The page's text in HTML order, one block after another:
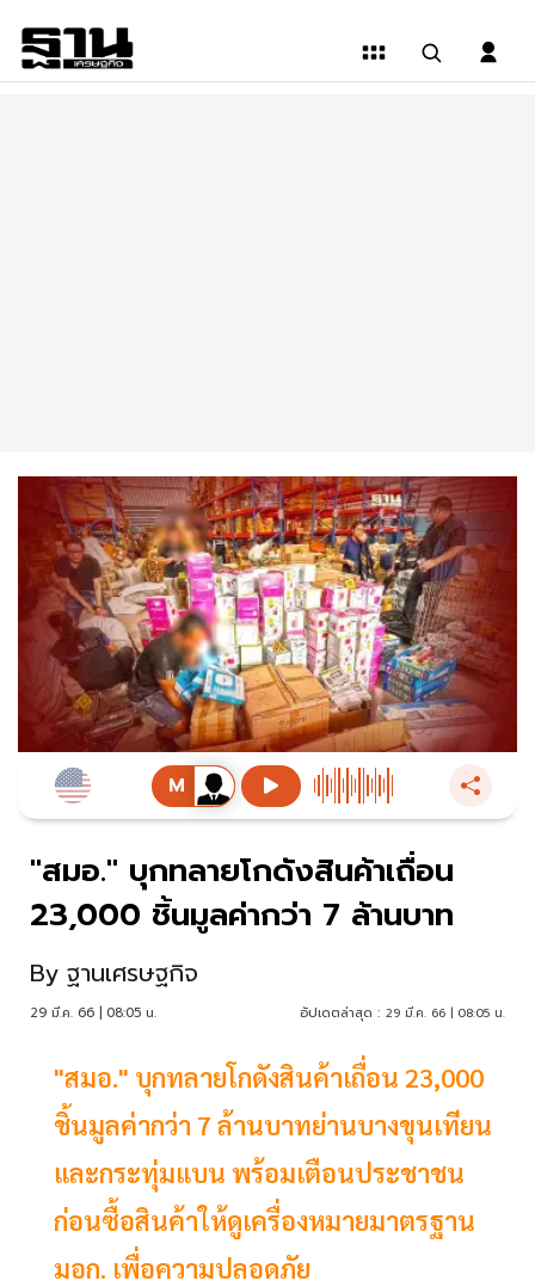
"สมอ." บุกทลายโกดังสินค้าเถื่อน
23,000 ชิ้นมูลค่ากว่า 7 ล้านบาท
By ฐานเศรษฐกิจ
29 มี.ค. 66 | 08:05 น. อัปเดตล่าสุด : 29 มี.ค. 66 | 08:05 น.
"สมอ." บุกทลายโกดังสินค้าเถื่อน 23,000
ชิ้นมูลค่ากว่า 7 ล้านบาทย่านบางขุนเทียน
และกระทุ่มแบน พร้อมเตือนประชาชน
ก่อนซื้อสินค้าให้ดูเครื่องหมายมาตรฐาน
มอก. เพื่อความปลอดภัย